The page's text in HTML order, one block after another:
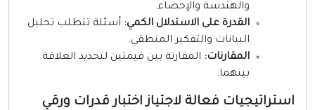
والهندسة والإحصاء.
القدرة على الاستدلال الكمي:أسئلة تتطلب تحليل
البيانات والتفكير المنطقي.
المقارنات:المقارنة بين قيمتين لتحديد العلاقة
بينهما.
فعالة لاجتياز اختبار قدرات ورقي